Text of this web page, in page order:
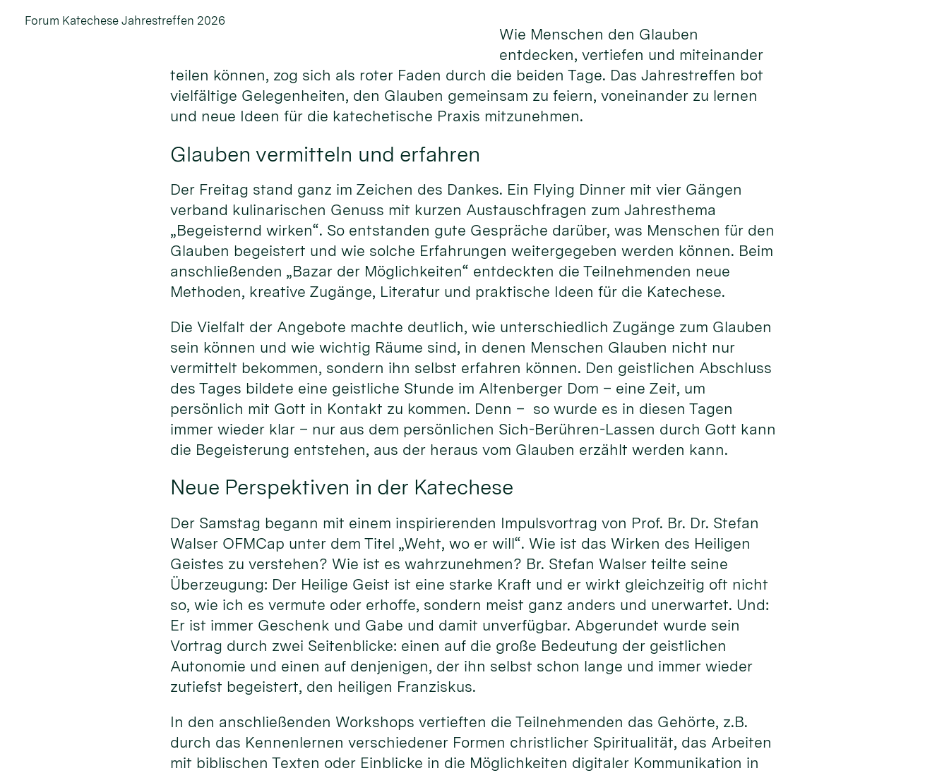
Forum Katechese Jahrestreffen 2026
Wie Menschen den Glauben
entdecken, vertiefen und miteinander
teilen können, zog sich als roter Faden durch die beiden Tage. Das Jahrestreffen bot
vielfältige Gelegenheiten, den Glauben gemeinsam zu feiern, voneinander zu lernen
und neue Ideen für die katechetische Praxis mitzunehmen.
Glauben vermitteln und erfahren
Der Freitag stand ganz im Zeichen des Dankes. Ein Flying Dinner mit vier Gängen
verband kulinarischen Genuss mit kurzen Austauschfragen zum Jahresthema
„Begeisternd wirken“. So entstanden gute Gespräche darüber, was Menschen für den
Glauben begeistert und wie solche Erfahrungen weitergegeben werden können. Beim
anschließenden „Bazar der Möglichkeiten“ entdeckten die Teilnehmenden neue
Methoden, kreative Zugänge, Literatur und praktische Ideen für die Katechese.
Die Vielfalt der Angebote machte deutlich, wie unterschiedlich Zugänge zum Glauben
sein können und wie wichtig Räume sind, in denen Menschen Glauben nicht nur
vermittelt bekommen, sondern ihn selbst erfahren können. Den geistlichen Abschluss
des Tages bildete eine geistliche Stunde im Altenberger Dom – eine Zeit, um
persönlich mit Gott in Kontakt zu kommen. Denn – so wurde es in diesen Tagen
immer wieder klar – nur aus dem persönlichen Sich-Berühren-Lassen durch Gott kann
die Begeisterung entstehen, aus der heraus vom Glauben erzählt werden kann.
Neue Perspektiven in der Katechese
Der Samstag begann mit einem inspirierenden Impulsvortrag von Prof. Br. Dr. Stefan
Walser OFMCap unter dem Titel „Weht, wo er will“. Wie ist das Wirken des Heiligen
Geistes zu verstehen? Wie ist es wahrzunehmen? Br. Stefan Walser teilte seine
Überzeugung: Der Heilige Geist ist eine starke Kraft und er wirkt gleichzeitig oft nicht
so, wie ich es vermute oder erhoffe, sondern meist ganz anders und unerwartet. Und:
Er ist immer Geschenk und Gabe und damit unverfügbar. Abgerundet wurde sein
Vortrag durch zwei Seitenblicke: einen auf die große Bedeutung der geistlichen
Autonomie und einen auf denjenigen, der ihn selbst schon lange und immer wieder
zutiefst begeistert, den heiligen Franziskus.
In den anschließenden Workshops vertieften die Teilnehmenden das Gehörte, z.B.
durch das Kennenlernen verschiedener Formen christlicher Spiritualität, das Arbeiten
mit biblischen Texten oder Einblicke in die Möglichkeiten digitaler Kommunikation in